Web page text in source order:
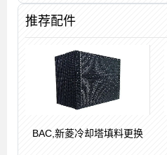
推荐配件
BAC,新菱冷却塔填料更换